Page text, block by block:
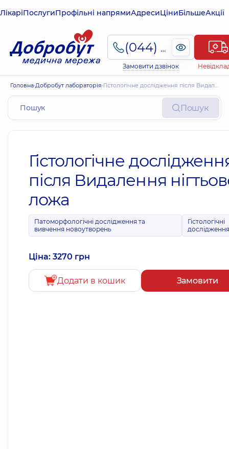
ЛікаріПослугиПрофільні напрямиАдресиЦіниБільшеАкції
(044) 495-2-888
Замовити дзвінок
Головна Добробут лабораторія Гістологічне дослідження після Видалення нігтьового ложа
Пошук
Гістологічне
після Видалення
ложа
Патоморфологічні дослідження та
вивчення новоутворень
Гістологічні
дослідження
Ціна: 3270 грн
Додати в кошик Замовити